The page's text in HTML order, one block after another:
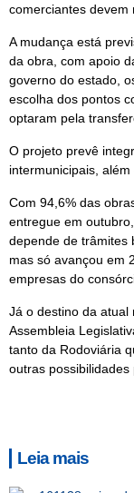
comerciantes devem
A mudança está
da obra, com apoio
governo do estado,
escolha dos pontos
optaram pela
O projeto prevê
intermunicipais,
Com 94,6% das
entregue em
depende de trâmites
mas só avançou em
empresas do
Já o destino da atual
Assembleia
tanto da Rodoviária
outras possibilidades
Leia mais